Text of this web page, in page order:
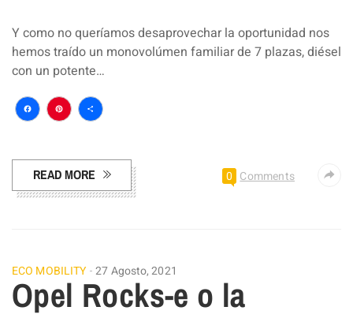
Y como no queríamos desaprovechar la oportunidad nos
hemos traído un monovolúmen familiar de 7 plazas, diésel
con un potente…
Facebook
Pinterest
Compartir
READ MORE 0 Comments
ECO MOBILITY 27 Agosto, 2021
Opel Rocks-e o la